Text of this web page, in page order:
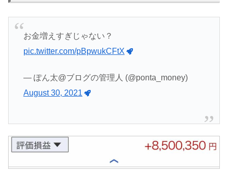
お金増えすぎじゃない？
pic.twitter.com/pBpwukCFtX
— ぽん太@ブログの管理人 (@ponta_money)
August 30, 2021